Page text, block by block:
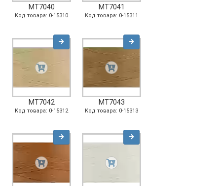
MT7040
Код товара: 0-15310
MT7041
Код товара: 0-15311
MT7042
Код товара: 0-15312
MT7043
Код товара: 0-15313